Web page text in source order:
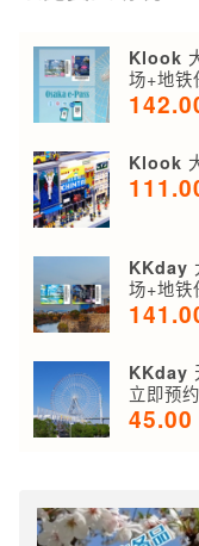
Klook
场+地铁
Klook
KKday
场+地铁
KKday
立即预
45.00